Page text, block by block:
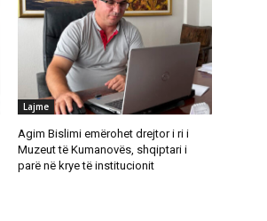
Lajme
Agim Bislimi emërohet drejtor i ri i
Muzeut të Kumanovës, shqiptari i
parë në krye të institucionit